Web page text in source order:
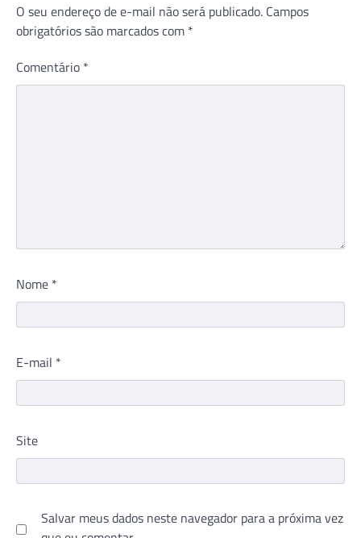
O seu endereço de e-mail não será publicado. Campos
obrigatórios são marcados com *
Comentário *
Nome *
E-mail *
Site
Salvar meus dados neste navegador para a próxima vez